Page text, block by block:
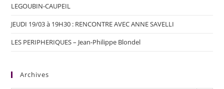
LEGOUBIN-CAUPEIL
JEUDI 19/03 à 19H30 : RENCONTRE AVEC ANNE SAVELLI
LES PERIPHERIQUES – Jean-Philippe Blondel
Archives